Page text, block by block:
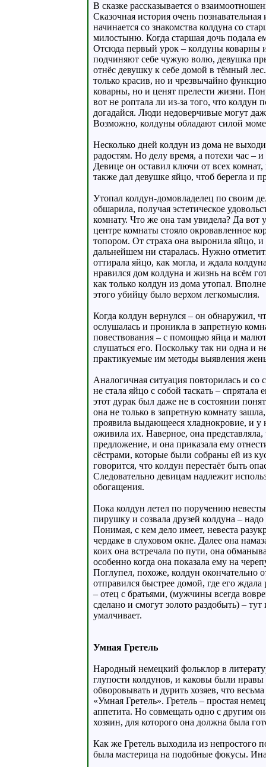
В сказке рассказывается о
Сказочная история очень
начинается со знакомства колдуна со
милостыню. Когда старшая дочь подала
Отсюда первый урок – колдуны коварны
подчиняют себе чужую волю, девушка
отнёс девушку к себе домой в тёмный
только красив, но и чрезвычайно
коварны, но и ценят прелести жизни.
вот не роптала ли из-за того, что колдун
догадайся. Люди недоверчивые могут
Возможно, колдуны обладают силой
Несколько дней колдун из дома не
радостям. Но делу время, а потехи час –
Девице он оставил ключи от всех
также дал девушке яйцо, чтоб берегла и
Утопал колдун-домовладелец по своим
обшарила, получая эстетическое
комнату. Что же она там увидела? Да вот
центре комнаты стояло окровавленное
топором. От страха она выронила яйцо,
дальнейшем ни старалась. Нужно
оттирала яйцо, как могла, и ждала
нравился дом колдуна и жизнь на всём
как только колдун из дома утопал.
этого убийцу было верхом легкомыслия.
Когда колдун вернулся – он обнаружил,
ослушалась и проникла в запретную
повествования – с помощью яйца и
слушаться его. Поскольку так ни одна и
практикуемые им методы выявления
Аналогичная ситуация повторилась и со
не стала яйцо с собой таскать –
этот дурак был даже не в состоянии
она не только в запретную комнату
проявила выдающееся хладнокровие, и у
оживила их. Наверное, она
предложение, и она приказала ему
сёстрами, которые были собраны ей из
говорится, что колдун перестаёт быть
Следовательно девицам надлежит
обогащения.
Пока колдун летел по поручению
пирушку и созвала друзей колдуна –
Понимая, с кем дело имеет, невеста
чердаке в слуховом окне. Далее она
коих она встречала по пути, она
особенно когда она показала ему на
Поглупел, похоже, колдун окончательно
отправился быстрее домой, где его
– отец с братьями, (мужчины всегда
сделано и смогут золото раздобыть) –
умалчивает.
Умная Гретель
Народный немецкий фольклор в
глупости колдунов, и каковы были нравы
обворовывать и дурить хозяев, что
«Умная Гретель». Гретель – простая
аппетита. Но совмещать одно с другим
хозяин, для которого она должна была
Как же Гретель выходила из непростого
была мастерица на подобные фокусы.